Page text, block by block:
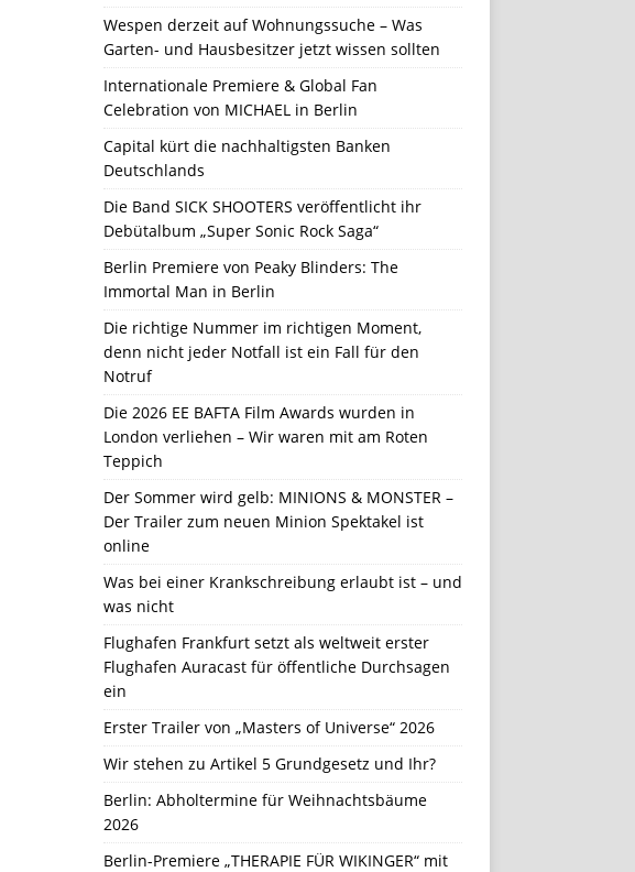
Wespen derzeit auf Wohnungssuche – Was
Garten- und Hausbesitzer jetzt wissen sollten
Internationale Premiere & Global Fan
Celebration von MICHAEL in Berlin
Capital kürt die nachhaltigsten Banken
Deutschlands
Die Band SICK SHOOTERS veröffentlicht ihr
Debütalbum „Super Sonic Rock Saga“
Berlin Premiere von Peaky Blinders: The
Immortal Man in Berlin
Die richtige Nummer im richtigen Moment,
denn nicht jeder Notfall ist ein Fall für den
Notruf
Die 2026 EE BAFTA Film Awards wurden in
London verliehen – Wir waren mit am Roten
Teppich
Der Sommer wird gelb: MINIONS & MONSTER –
Der Trailer zum neuen Minion Spektakel ist
online
Was bei einer Krankschreibung erlaubt ist – und
was nicht
Flughafen Frankfurt setzt als weltweit erster
Flughafen Auracast für öffentliche Durchsagen
ein
Erster Trailer von „Masters of Universe“ 2026
Wir stehen zu Artikel 5 Grundgesetz und Ihr?
Berlin: Abholtermine für Weihnachtsbäume
2026
Berlin-Premiere „THERAPIE FÜR WIKINGER“ mit